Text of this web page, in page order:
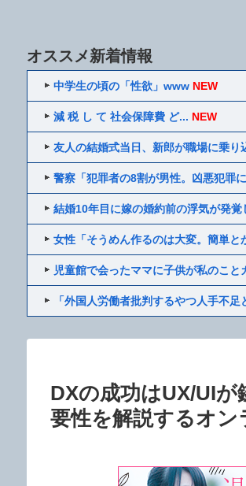
オススメ新着情報
中学生の頃の「性欲」www NEW
減 税 し て 社会保障費 ど... NEW
友人の結婚式当日、新郎が職場に乗り
警察「犯罪者の8割が男性。凶悪犯罪
結婚10年目に嫁の婚約前の浮気が発覚
女性「そうめん作るのは大変。簡単と
児童館で会ったママに子供が私のこと
「外国人労働者批判するやつ人手不足
DXの成功はUX/UI
要性を解説するオ